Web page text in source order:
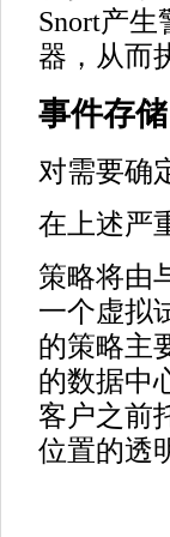
Snort产
器，从而
事件存储
对需要确
在上述严
策略将由
一个虚拟
的策略主
的数据中
客户之前
位置的透